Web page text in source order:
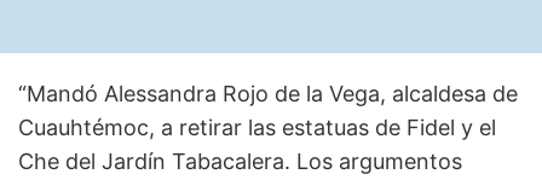
“Mandó Alessandra Rojo de la Vega, alcaldesa de
Cuauhtémoc, a retirar las estatuas de Fidel y el
Che del Jardín Tabacalera. Los argumentos